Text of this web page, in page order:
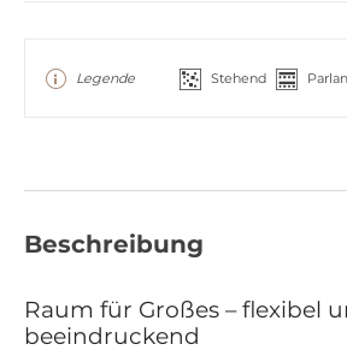
Legende Stehend
Beschreibung
Raum für Großes – flexibel
beeindruckend